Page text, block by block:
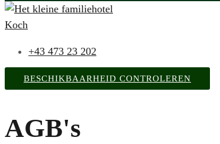
+43 473 23 202
BESCHIKBAARHEID CONTROLEREN
AGB's